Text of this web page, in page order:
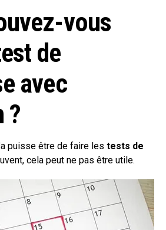
vous
de
avec
?
puisse être de faire les tests de
cela peut ne pas être utile.